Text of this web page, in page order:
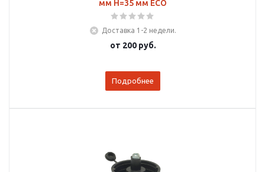
мм Н=35 мм ECO
Доставка 1-2 недели.
от 200 руб.
Подробнее